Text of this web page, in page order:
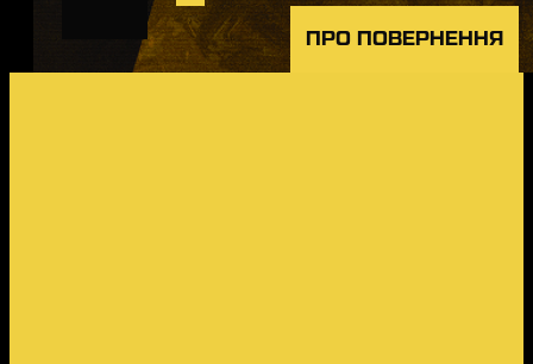
ПРО ПОВЕРНЕННЯ